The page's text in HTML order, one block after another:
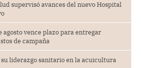
supervisó avances del nuevo Hospital
agosto vence plazo para entregar
de campaña
liderazgo sanitario en la acuicultura